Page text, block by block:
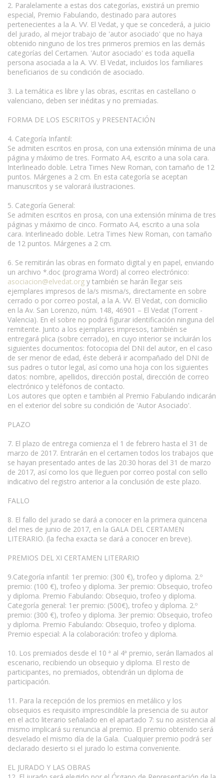
2. Paralelamente a estas dos categorías, existirá un premio
especial, Premio Fabulando, destinado para autores
pertenecientes a la A. VV. El Vedat, y que se concederá, a juicio
del jurado, al mejor trabajo de 'autor asociado' que no haya
obtenido ninguno de los tres primeros premios en las demás
categorías del Certamen. 'Autor asociado' es toda aquella
persona asociada a la A. VV. El Vedat, incluidos los familiares
beneficiarios de su condición de asociado.
3. La temática es libre y las obras, escritas en castellano o
valenciano, deben ser inéditas y no premiadas.
FORMA DE LOS ESCRITOS y PRESENTACIÓN
4. Categoría Infantil:
Se admiten escritos en prosa, con una extensión mínima de una
página y máximo de tres. Formato A4, escrito a una sola cara.
Interlineado doble. Letra Times New Roman, con tamaño de 12
puntos. Márgenes a 2 cm. En esta categoría se aceptan
manuscritos y se valorará ilustraciones.
5. Categoría General:
Se admiten escritos en prosa, con una extensión mínima de tres
páginas y máximo de cinco. Formato A4, escrito a una sola
cara. Interlineado doble. Letra Times New Roman, con tamaño
de 12 puntos. Márgenes a 2 cm.
6. Se remitirán las obras en formato digital y en papel, enviando
un archivo *.doc (programa Word) al correo electrónico:
asociacion@elvedat.org y también se harán llegar seis
ejemplares impresos de la/s misma/s, directamente en sobre
cerrado o por correo postal, a la A. VV. El Vedat, con domicilio
en la Av. San Lorenzo, núm. 148, 46901 – El Vedat (Torrent -
Valencia). En el sobre no podrá figurar identificación ninguna del
remitente. Junto a los ejemplares impresos, también se
entregará plica (sobre cerrado), en cuyo interior se incluirán los
siguientes documentos: fotocopia del DNI del autor, en el caso
de ser menor de edad, éste deberá ir acompañado del DNI de
sus padres o tutor legal, así como una hoja con los siguientes
datos: nombre, apellidos, dirección postal, dirección de correo
electrónico y teléfonos de contacto.
Los autores que opten e también al Premio Fabulando indicarán
en el exterior del sobre su condición de 'Autor Asociado'.
PLAZO
7. El plazo de entrega comienza el 1 de febrero hasta el 31 de
marzo de 2017. Entrarán en el certamen todos los trabajos que
se hayan presentado antes de las 20:30 horas del 31 de marzo
de 2017, así como los que lleguen por correo postal con sello
indicativo del registro anterior a la conclusión de este plazo.
FALLO
8. El fallo del jurado se dará a conocer en la primera quincena
del mes de junio de 2017, en la GALA DEL CERTAMEN
LITERARIO. (la fecha exacta se dará a conocer en breve).
PREMIOS DEL XI CERTAMEN LITERARIO
9.Categoría infantil: 1er premio: (300 €), trofeo y diploma. 2.º
premio: (100 €), trofeo y diploma. 3er premio: Obsequio, trofeo
y diploma. Premio Fabulando: Obsequio, trofeo y diploma.
Categoría general: 1er premio: (500€), trofeo y diploma. 2.º
premio: (300 €), trofeo y diploma. 3er premio: Obsequio, trofeo
y diploma. Premio Fabulando: Obsequio, trofeo y diploma.
Premio especial: A la colaboración: trofeo y diploma.
10. Los premiados desde el 10 ª al 4ª premio, serán llamados al
escenario, recibiendo un obsequio y diploma. El resto de
participantes, no premiados, obtendrán un diploma de
participación.
11. Para la recepción de los premios en metálico y los
obsequios es requisito imprescindible la presencia de su autor
en el acto literario señalado en el apartado 7: su no asistencia al
mismo implicará su renuncia al premio. El premio obtenido será
desvelado el mismo día de la Gala. Cualquier premio podrá ser
declarado desierto si el jurado lo estima conveniente.
EL JURADO Y LAS OBRAS